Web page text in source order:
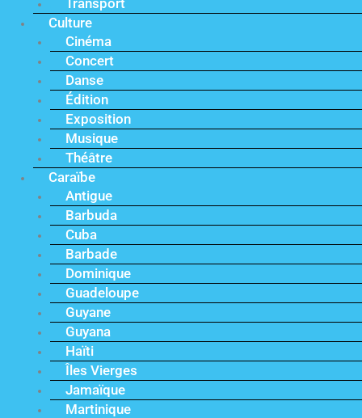
Culture
Cinéma
Concert
Danse
Édition
Exposition
Musique
Théâtre
Caraïbe
Antigue
Barbuda
Cuba
Barbade
Dominique
Guadeloupe
Guyane
Guyana
Haïti
Îles Vierges
Jamaïque
Martinique